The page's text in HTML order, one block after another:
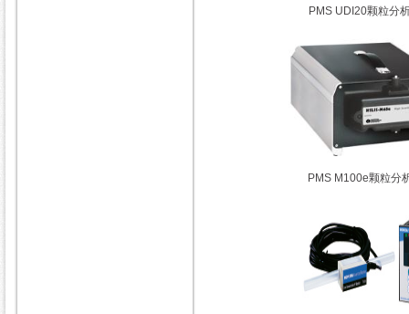
PMS UDI20颗粒分
PMS M100e颗粒分